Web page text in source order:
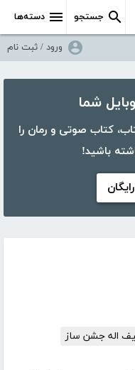
دسته‌ها جستجو
ورود / ثبت نام
کتابراه، بیش از ۵۰،۰۰۰ کتاب، کتاب صوتی و رمان را
باشید!
اله جشن ساز